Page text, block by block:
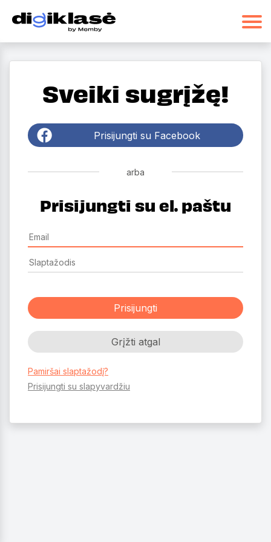
Sveiki sugrįžę!
Prisijungti su Facebook
arba
Prisijungti su el. paštu
Prisijungti
Grįžti atgal
Pamiršai slaptažodį?
Prisijungti su slapyvardžiu